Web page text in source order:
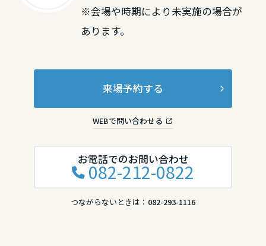
※会場や時期により未実施の場合が
あります。
来場予約する
WEBで問い合わせる
お電話でのお問い合わせ
082-212-0822
つながらないときは： 082-293-1116